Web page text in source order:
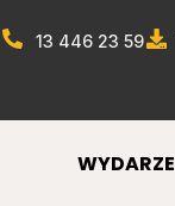
13 446 23 59